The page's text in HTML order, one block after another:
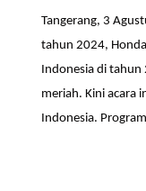
Tangerang, 3
tahun 2024,
Indonesia di tahun
meriah. Kini acara
Indonesia.